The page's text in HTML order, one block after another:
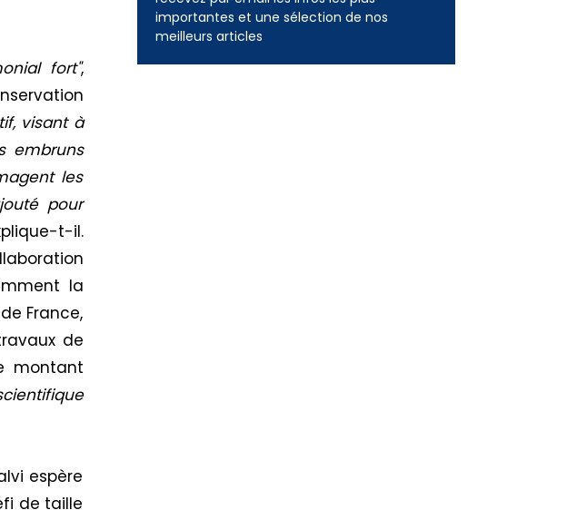
fort",
visant à
embruns
les
pour
t-il.
la
France,
de
montant
espère
de taille